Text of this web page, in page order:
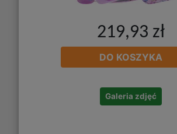
219,93 zł
DO KOSZYKA
Galeria zdjęć